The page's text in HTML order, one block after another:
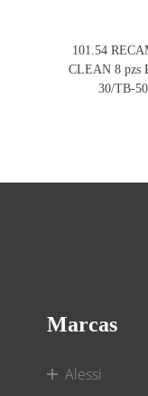
101.54
CLEAN 8 pzs
30/TB-
Marcas
Alessi